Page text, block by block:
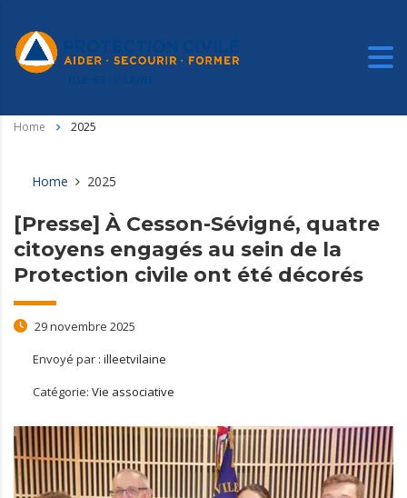
Home 2025
Home 2025
[Presse] À Cesson-Sévigné, quatre
citoyens engagés au sein de la
Protection civile ont été décorés
29 novembre 2025
Envoyé par : illeetvilaine
Catégorie: Vie associative